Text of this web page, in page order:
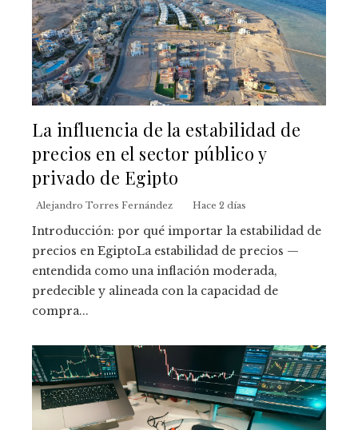
La influencia de la estabilidad de
precios en el sector público y
privado de Egipto
Alejandro Torres Fernández Hace 2 días
Introducción: por qué importar la estabilidad de
precios en EgiptoLa estabilidad de precios —
entendida como una inflación moderada,
predecible y alineada con la capacidad de
compra...